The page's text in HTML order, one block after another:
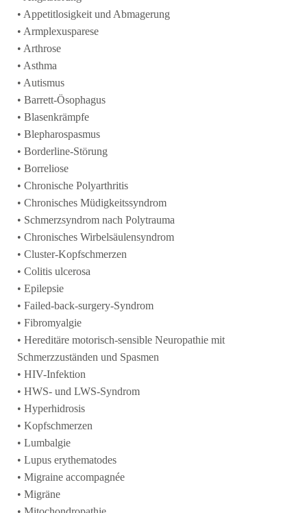
• Appetitlosigkeit und Abmagerung
• Armplexusparese
• Arthrose
• Asthma
• Autismus
• Barrett-Ösophagus
• Blasenkrämpfe
• Blepharospasmus
• Borderline-Störung
• Borreliose
• Chronische Polyarthritis
• Chronisches Müdigkeitssyndrom
• Schmerzsyndrom nach Polytrauma
• Chronisches Wirbelsäulensyndrom
• Cluster-Kopfschmerzen
• Colitis ulcerosa
• Epilepsie
• Failed-back-surgery-Syndrom
• Fibromyalgie
• Hereditäre motorisch-sensible Neuropathie mit
Schmerzzuständen und Spasmen
• HIV-Infektion
• HWS- und LWS-Syndrom
• Hyperhidrosis
• Kopfschmerzen
• Lumbalgie
• Lupus erythematodes
• Migraine accompagnée
• Migräne